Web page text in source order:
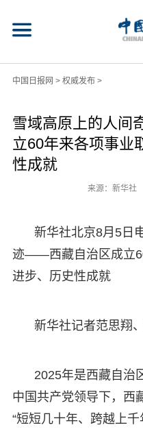
中国日报网 > 权威发布>
雪域高原上的人
立60年来各项事业
性成就
来源：新华社
新华社北京8月5日
迹——西藏自治区成立
进步、历史性成就
新华社记者范思翔
2025年是西藏自治
中国共产党领导下，西
“短短几十年、跨越上千